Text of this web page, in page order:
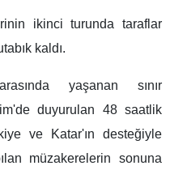
ikinci turunda taraflar
kaldı.
yaşanan sınır
duyurulan 48 saatlik
ve Katar'ın desteğiyle
müzakerelerin sonuna